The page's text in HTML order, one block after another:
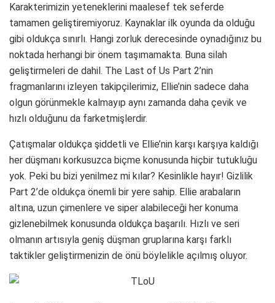
Karakterimizin yeteneklerini maalesef tek seferde
tamamen geliştiremiyoruz. Kaynaklar ilk oyunda da olduğu
gibi oldukça sınırlı. Hangi zorluk derecesinde oynadığınız bu
noktada herhangi bir önem taşımamakta. Buna silah
geliştirmeleri de dahil. The Last of Us Part 2’nin
fragmanlarını izleyen takipçilerimiz, Ellie’nin sadece daha
olgun görünmekle kalmayıp aynı zamanda daha çevik ve
hızlı olduğunu da farketmişlerdir.
Çatışmalar oldukça şiddetli ve Ellie’nin karşı karşıya kaldığı
her düşmanı korkusuzca biçme konusunda hiçbir tutukluğu
yok. Peki bu bizi yenilmez mi kılar? Kesinlikle hayır! Gizlilik
Part 2’de oldukça önemli bir yere sahip. Ellie arabaların
altına, uzun çimenlere ve siper alabileceği her konuma
gizlenebilmek konusunda oldukça başarılı. Hızlı ve seri
olmanın artısıyla geniş düşman gruplarına karşı farklı
taktikler geliştirmenizin de önü böylelikle açılmış oluyor.